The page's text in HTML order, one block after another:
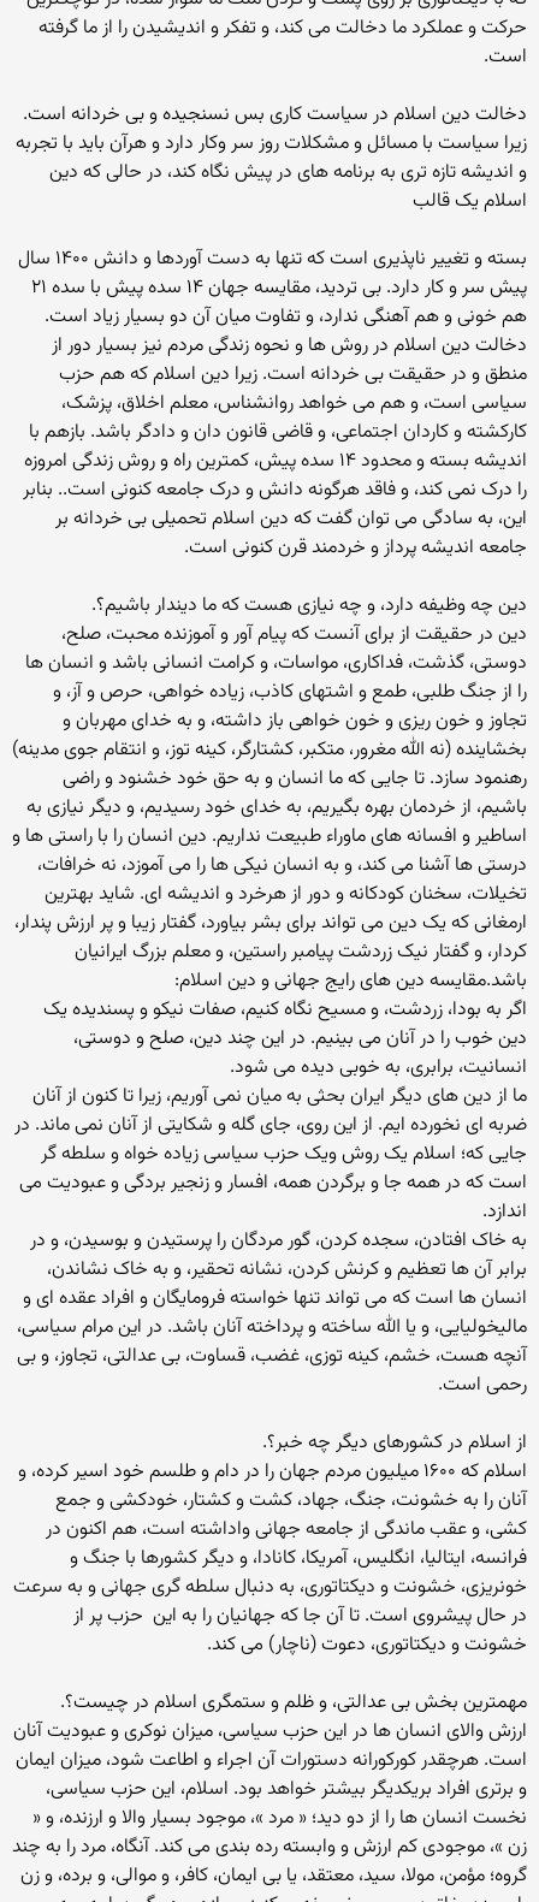
حرکت و عملکرد ما دخالت می کند، و تفکر و اندیشیدن را از ما گرفته
است.
دخالت دین اسلام در سیاست کاری بس نسنجیده و بی خردانه است.
زیرا سیاست با مسائل و مشکلات روز سر وکار دارد و هرآن باید با تجربه
و اندیشه تازه تری به برنامه های در پیش نگاه کند، در حالی که دین
اسلام یک قالب
بسته و تغییر ناپذیری است که تنها به دست آوردها و دانش ۱۴۰۰ سال
پیش سر و کار دارد. بی تردید، مقایسه جهان ۱۴ سده پیش با سده ۲۱
هم خونی و هم آهنگی ندارد، و تفاوت میان آن دو بسیار زیاد است.
دخالت دین اسلام در روش ها و نحوه زندگی مردم نیز بسیار دور از
منطق و در حقیقت بی خردانه است. زیرا دین اسلام که هم حزب
سیاسی است، و هم می خواهد روانشناس، معلم اخلاق، پزشک،
کارکشته و کاردان اجتماعی، و قاضی قانون دان و دادگر باشد. بازهم با
اندیشه بسته و محدود ۱۴ سده پیش، کمترین راه و روش زندگی امروزه
را درک نمی کند، و فاقد هرگونه دانش و درک جامعه کنونی است.. بنابر
این، به سادگی می توان گفت که دین اسلام تحمیلی بی خردانه بر
جامعه اندیشه پرداز و خردمند قرن کنونی است.
دین چه وظیفه دارد، و چه نیازی هست که ما دیندار باشیم؟.
دین در حقیقت از برای آنست که پیام آور و آموزنده محبت، صلح،
دوستی، گذشت، فداکاری، مواسات، و کرامت انسانی باشد و انسان ها
را از جنگ طلبی، طمع و اشتهای کاذب، زیاده خواهی، حرص و آز، و
تجاوز و خون ریزی و خون خواهی باز داشته، و به خدای مهربان و
بخشاینده (نه الله مغرور، متکبر، کشتارگر، کینه توز، و انتقام جوی مدینه)
رهنمود سازد. تا جایی که ما انسان و به حق خود خشنود و راضی
باشیم، از خردمان بهره بگیریم، به خدای خود رسیدیم، و دیگر نیازی به
اساطیر و افسانه های ماوراء طبیعت نداریم. دین انسان را با راستی ها و
درستی ها آشنا می کند، و به انسان نیکی ها را می آموزد، نه خرافات،
تخیلات، سخنان کودکانه و دور از هرخرد و اندیشه ای. شاید بهترین
ارمغانی که یک دین می تواند برای بشر بیاورد، گفتار زیبا و پر ارزش پندار،
کردار، و گفتار نیک زردشت پیامبر راستین، و معلم بزرگ ایرانیان
باشد.مقایسه دین های رایج جهانی و دین اسلام:
اگر به بودا، زردشت، و مسیح نگاه کنیم، صفات نیکو و پسندیده یک
دین خوب را در آنان می بینیم. در این چند دین، صلح و دوستی،
انسانیت، برابری، به خوبی دیده می شود.
ما از دین های دیگر ایران بحثی به میان نمی آوریم، زیرا تا کنون از آنان
ضربه ای نخورده ایم. از این روی، جای گله و شکایتی از آنان نمی ماند. در
جایی که؛ اسلام یک روش ویک حزب سیاسی زیاده خواه و سلطه گر
است که در همه جا و برگردن همه، افسار و زنجیر بردگی و عبودیت می
اندازد.
به خاک افتادن، سجده کردن، گور مردگان را پرستیدن و بوسیدن، و در
برابر آن ها تعظیم و کرنش کردن، نشانه تحقیر، و به خاک نشاندن،
انسان ها است که می تواند تنها خواسته فرومایگان و افراد عقده ای و
مالیخولیایی، و یا الله ساخته و پرداخته آنان باشد. در این مرام سیاسی،
آنچه هست، خشم، کینه توزی، غضب، قساوت، بی عدالتی، تجاوز، و بی
رحمی است.
از اسلام در کشورهای دیگر چه خبر؟.
اسلام که ۱۶۰۰ میلیون مردم جهان را در دام و طلسم خود اسیر کرده، و
آنان را به خشونت، جنگ، جهاد، کشت و کشتار، خودکشی و جمع
کشی، و عقب ماندگی از جامعه جهانی واداشته است، هم اکنون در
فرانسه، ایتالیا، انگلیس، آمریکا، کانادا، و دیگر کشورها با جنگ و
خونریزی، خشونت و دیکتاتوری، به دنبال سلطه گری جهانی و به سرعت
در حال پیشروی است. تا آن جا که جهانیان را به این ‍ حزب پر از
خشونت و دیکتاتوری، دعوت (ناچار) می کند.
مهمترین بخش بی عدالتی، و ظلم و ستمگری اسلام در چیست؟.
ارزش والای انسان ها در این حزب سیاسی، میزان نوکری و عبودیت آنان
است. هرچقدر کورکورانه دستورات آن اجراء و اطاعت شود، میزان ایمان
و برتری افراد بریکدیگر بیشتر خواهد بود. اسلام، این حزب سیاسی،
نخست انسان ها را از دو دید؛ « مرد »، موجود بسیار والا و ارزنده، و «
زن »، موجودی کم ارزش و وابسته رده بندی می کند. آنگاه، مرد را به چند
گروه؛ مؤمن، مولا، سید، معتقد، یا بی ایمان، کافر، و موالی، و برده، و زن